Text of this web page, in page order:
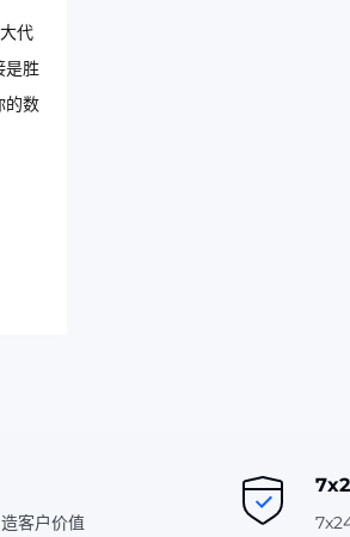
代
是胜
的数
客户价值